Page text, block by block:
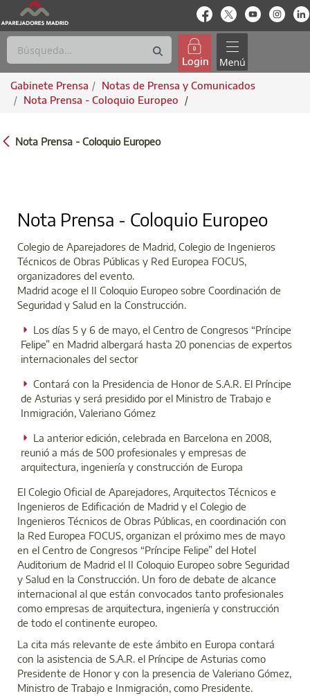
enlace-rrssenlace-rrss
enlace-
Login
Gabinete Prensa
Notas de Prensa y Comunicados
Nota Prensa - Coloquio Europeo
/
NOTA PRENSA - COLOQUIO EUROPEO
Nota Prensa - Coloquio Europeo
Nota Prensa - Coloquio Europeo
Colegio de Aparejadores de Madrid, Colegio de Ingenieros
Técnicos de Obras Públicas y Red Europea FOCUS,
organizadores del evento.
Madrid acoge el II Coloquio Europeo sobre Coordinación de
Seguridad y Salud en la Construcción.
Los días 5 y 6 de mayo, el Centro de Congresos “Príncipe
Felipe” en Madrid albergará hasta 20 ponencias de expertos
internacionales del sector
Contará con la Presidencia de Honor de S.A.R. El Príncipe
de Asturias y será presidido por el Ministro de Trabajo e
Inmigración, Valeriano Gómez
La anterior edición, celebrada en Barcelona en 2008,
reunió a más de 500 profesionales y empresas de
arquitectura, ingeniería y construcción de Europa
El Colegio Oficial de Aparejadores, Arquitectos Técnicos e
Ingenieros de Edificación de Madrid y el Colegio de
Ingenieros Técnicos de Obras Públicas, en coordinación con
la Red Europea FOCUS, organizan el próximo mes de mayo
en el Centro de Congresos “Príncipe Felipe” del Hotel
Auditorium de Madrid el II Coloquio Europeo sobre Seguridad
y Salud en la Construcción. Un foro de debate de alcance
internacional al que están convocados tanto profesionales
como empresas de arquitectura, ingeniería y construcción
de todo el continente europeo.
La cita más relevante de este ámbito en Europa contará
con la asistencia de S.A.R. el Príncipe de Asturias como
Presidente de Honor y con la presencia de Valeriano Gómez,
Ministro de Trabajo e Inmigración, como Presidente.